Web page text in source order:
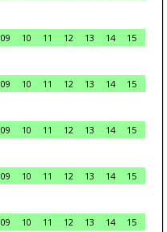
09 10 11 12 13 14
15
09 10 11 12 13 14
15
09 10 11 12 13 14
15
09 10 11 12 13 14
15
09 10 11 12 13 14
15